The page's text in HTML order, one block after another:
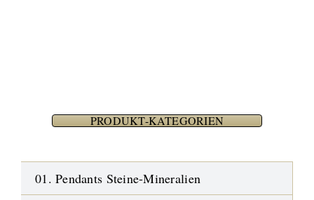
PRODUKT-KATEGORIEN
01. Pendants Steine-Mineralien